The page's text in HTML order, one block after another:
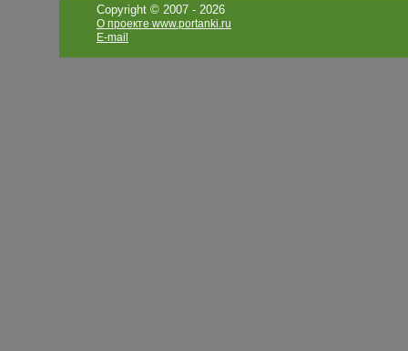
Copyright © 2007 - 2026
О проекте www.portanki.ru
E-mail